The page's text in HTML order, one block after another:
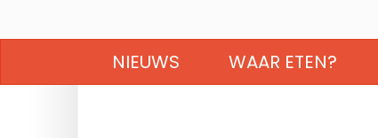
NIEUWS WAAR ETEN?